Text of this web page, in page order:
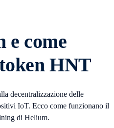
e come
HNT
decentralizzazione delle
IoT. Ecco come funzionano il
di Helium.